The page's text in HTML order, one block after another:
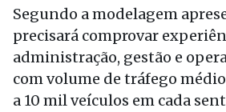
Segundo a modelagem
precisará comprovar
administração, gestão e
com volume de tráfego
a 10 mil veículos em cada